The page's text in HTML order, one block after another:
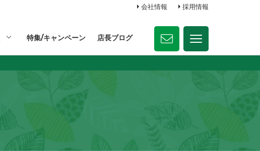
会社情報 採用情報
特集/キャンペーン 店長ブログ